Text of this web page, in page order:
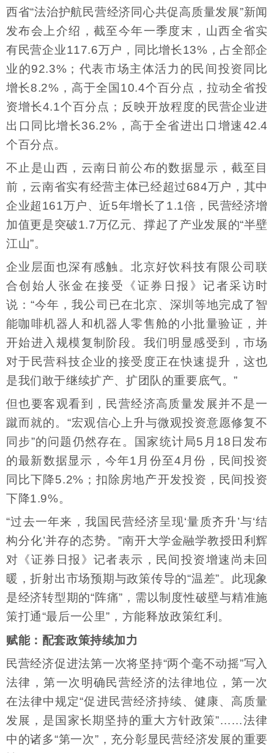
西省“法治护航民营经济同心共促高质量发展”新闻
发布会上介绍，截至今年一季度末，山西全省实
有民营企业117.6万户，同比增长13%，占全部企
业的92.3%；代表市场主体活力的民间投资同比
增长8.2%，高于全国10.4个百分点，拉动全省投
资增长4.1个百分点；反映开放程度的民营企业进
出口同比增长36.2%，高于全省进出口增速42.4
个百分点。
不止是山西，云南日前公布的数据显示，截至目
前，云南省实有经营主体已经超过684万户，其中
企业超161万户、近5年增长了1.1倍，民营经济增
加值更是突破1.7万亿元、撑起了产业发展的“半壁
江山”。
企业层面也深有感触。北京好饮科技有限公司联
合创始人张金在接受《证券日报》记者采访时
说：“今年，我公司已在北京、深圳等地完成了智
能咖啡机器人和机器人零售舱的小批量验证，并
开始进入规模复制阶段。我们明显感受到，市场
对于民营科技企业的接受度正在快速提升，这也
是我们敢于继续扩产、扩团队的重要底气。”
但也要客观看到，民营经济高质量发展并不是一
蹴而就的。“宏观信心上升与微观投资意愿修复不
同步”的问题仍然存在。国家统计局5月18日发布
的最新数据显示，今年1月份至4月份，民间投资
同比下降5.2%；扣除房地产开发投资，民间投资
下降1.9%。
“过去一年来，我国民营经济呈现‘量质齐升’与‘结
构分化’并存的态势。”南开大学金融学教授田利辉
对《证券日报》记者表示，民间投资增速尚未回
暖，折射出市场预期与政策传导的“温差”。此现象
是经济转型期的“阵痛”，需以制度性破壁与精准施
策打通“最后一公里”，方能释放政策红利。
赋能：配套政策持续加力
民营经济促进法第一次将坚持“两个毫不动摇”写入
法律，第一次明确民营经济的法律地位，第一次
在法律中规定“促进民营经济持续、健康、高质量
发展，是国家长期坚持的重大方针政策”……法律
中的诸多“第一次”，充分彰显民营经济发展的重要